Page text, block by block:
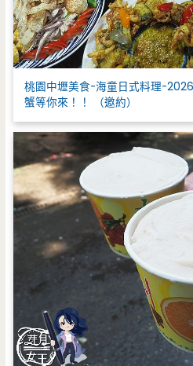
桃園中壢美食-海童日式料理-
蟹等你來！！ （邀約）